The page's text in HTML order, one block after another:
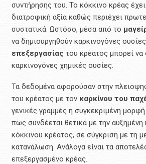
συντήρησης του. Το κόκκινο κρέας
διατροφική αξία καθώς περιέχει
συστατικά. Ωστόσο, μέσα από το
να δημιουργηθούν καρκινογόνες
επεξεργασίας του κρέατος μπορεί να
καρκινογόνες χημικές ουσίες.
Τα δεδομένα αφορούσαν στην
του κρέατος με τον καρκίνου του
γενικές γραμμές η συγκεκριμένη
πως συνδέεται θετικά με την
κόκκινου κρέατος, σε σύγκριση με τη
κατανάλωση. Ανάλογα είναι τα
επεξεργασμένο κρέας.